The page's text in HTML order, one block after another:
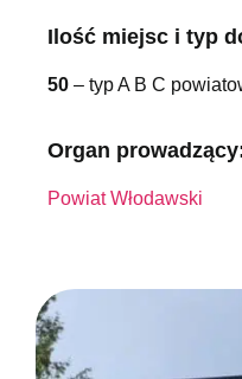
Ilość miejsc i typ
50 – typ A B C
Organ
Powiat Włodawski